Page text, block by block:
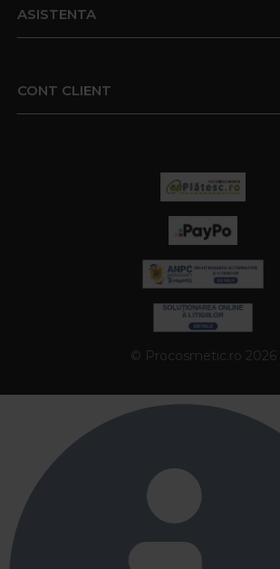
ASISTENTA
CONT CLIENT
© Procosmetic.ro 2026